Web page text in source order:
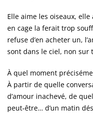
Elle aime les oiseaux,
en cage la ferait trop
refuse d’en acheter un,
sont dans le ciel, non sur
À quel moment
À partir de quelle
d’amour inachevé, de
peut‑être… d’un matin